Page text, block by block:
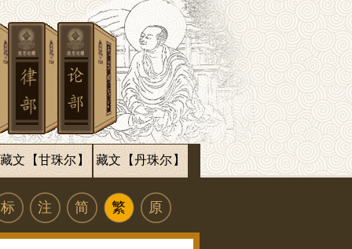
藏文【甘珠尔】 藏文【丹珠尔】
原
繁
简
注
标